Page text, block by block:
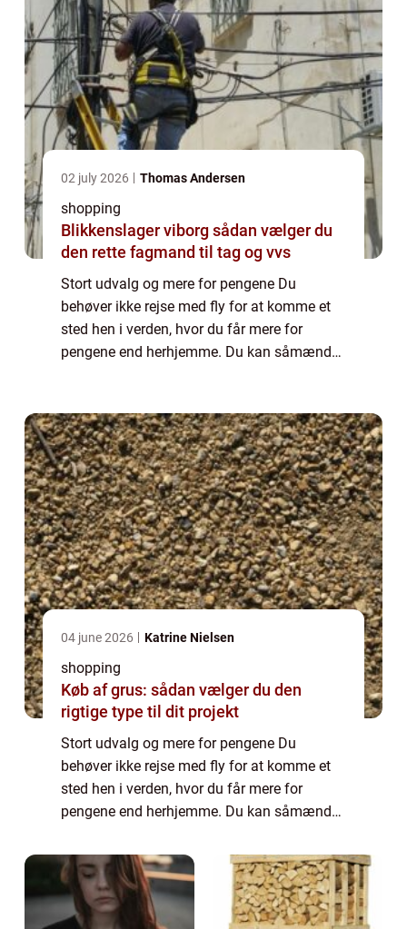
02 july 2026 Thomas Andersen
shopping
Blikkenslager viborg sådan vælger du
den rette fagmand til tag og vvs
Stort udvalg og mere for pengene Du
behøver ikke rejse med fly for at komme et
sted hen i verden, hvor du får mere for
pengene end herhjemme. Du kan såmænd
paradis. ...
04 june 2026 Katrine Nielsen
shopping
Køb af grus: sådan vælger du den
rigtige type til dit projekt
Stort udvalg og mere for pengene Du
behøver ikke rejse med fly for at komme et
sted hen i verden, hvor du får mere for
pengene end herhjemme. Du kan såmænd
Her venter der nemlig et sandt shopping-
paradis. ...